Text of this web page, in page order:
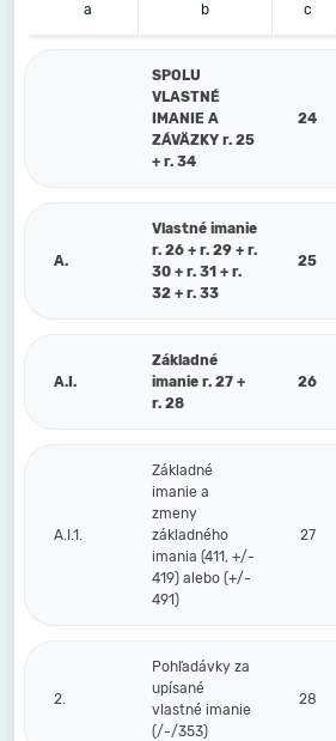
a b c
SPOLU
VLASTNÉ
IMANIE A
ZÁVÄZKY r. 25
+ r. 34
24
A.
Vlastné imanie
r. 26 + r. 29 + r.
30 + r. 31 + r.
32 + r. 33
25
A.I.
Základné
imanie r. 27 +
r. 28
26
A.I.1.
Základné
imanie a
zmeny
základného
imania (411, +/-
419) alebo (+/-
491)
27
2.
Pohľadávky za
upísané
vlastné imanie
(/-/353)
28